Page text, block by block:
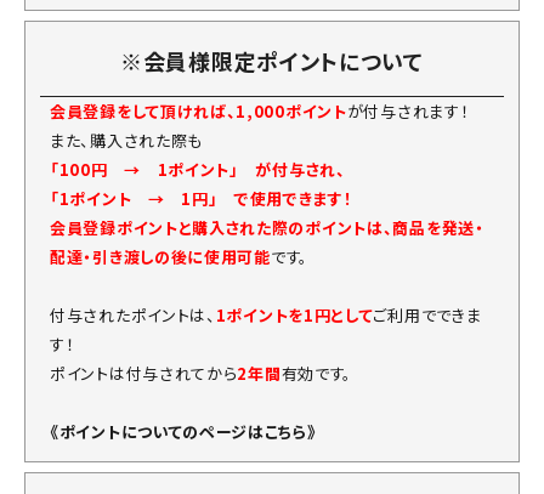
※会員様限定ポイントについて
会員登録をして頂ければ、1,000ポイントが付与されます！
また、購入された際も
「100円 → 1ポイント」 が付与され、
「1ポイント → 1円」 で使用できます！
会員登録ポイントと購入された際のポイントは、商品を発送・
配達・引き渡しの後に使用可能です。
付与されたポイントは、 1ポイントを1円としてご利用でできま
す！
ポイントは付与されてから2年間有効です。
《ポイントについてのページはこちら》